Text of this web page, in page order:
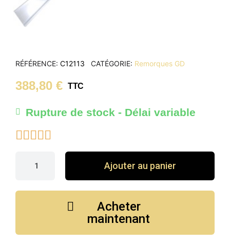
RÉFÉRENCE C12113 CATÉGORIE Remorques GD
388,80 € TTC
Rupture de stock - Délai variable

Ajouter au panier
Acheter
maintenant